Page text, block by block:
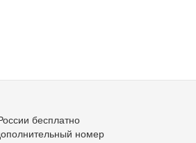
бесплатно
номер